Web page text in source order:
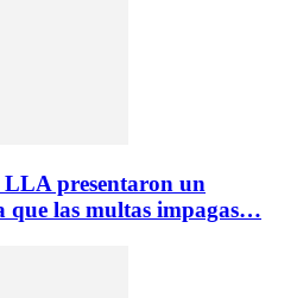
LLA presentaron un
que las multas impagas…